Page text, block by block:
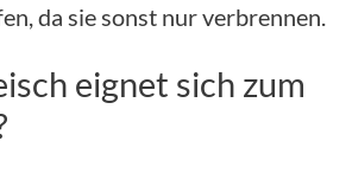
da sie sonst nur verbrennen.
eignet sich zum